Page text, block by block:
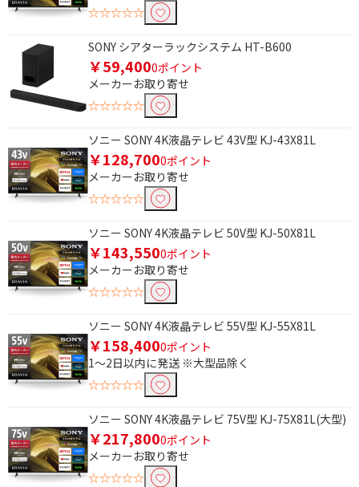
☆☆☆☆☆
SONY シアターラックシステム HT-B600
￥59,4000ポイント
メーカーお取り寄せ
☆☆☆☆☆
ソニー SONY 4K液晶テレビ 43V型 KJ-43X81L
￥128,7000ポイント
メーカーお取り寄せ
☆☆☆☆☆
ソニー SONY 4K液晶テレビ 50V型 KJ-50X81L
￥143,5500ポイント
メーカーお取り寄せ
☆☆☆☆☆
ソニー SONY 4K液晶テレビ 55V型 KJ-55X81L
￥158,4000ポイント
1～2日以内に発送 ※大型品除く
☆☆☆☆☆
ソニー SONY 4K液晶テレビ 75V型 KJ-75X81L(大型)
￥217,8000ポイント
メーカーお取り寄せ
☆☆☆☆☆
条件で絞り込む
フリーワードで絞り込む
除外する
除外する にチェックを入れると、指定したワード
を除外して検索します。
価格で絞り込む
円
サイズで絞り込む
70V型以上 （12畳～）
49～55V型（6～8畳）
40～48V型（4.5～6畳）
画素で絞り込む